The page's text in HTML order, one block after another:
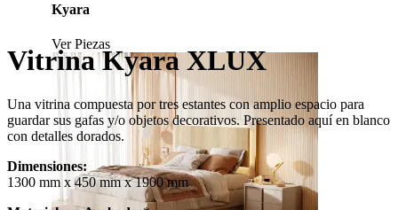
Kyara
Ver Piezas
Vitrina Kyara XLUX
Una vitrina compuesta por tres estantes con amplio espacio para
guardar sus gafas y/o objetos decorativos. Presentado aquí en blanco
con detalles dorados.
Dimensiones:
1300 mm x 450 mm x 1900 mm